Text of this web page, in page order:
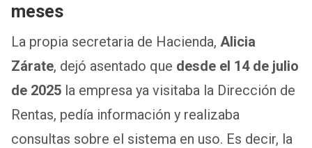
meses
La propia secretaria de Hacienda, Alicia
Zárate, dejó asentado que desde el 14 de julio
de 2025 la empresa ya visitaba la Dirección de
Rentas, pedía información y realizaba
consultas sobre el sistema en uso. Es decir, la